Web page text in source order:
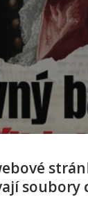
soubory